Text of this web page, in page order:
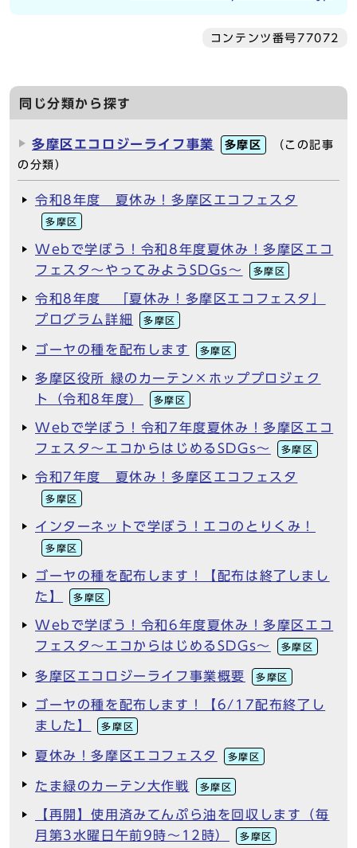
コンテンツ番号77072
同じ分類から探す
多摩区エコロジーライフ事業 多摩区
（この記事
の分類）
令和8年度 夏休み！多摩区エコフェスタ
多摩区
Webで学ぼう！令和8年度夏休み！多摩区エコ
フェスタ～やってみようSDGs～
多摩区
令和8年度 「夏休み！多摩区エコフェスタ」
プログラム詳細
多摩区
ゴーヤの種を配布します 多摩区
多摩区役所 緑のカーテン×ホッププロジェク
ト（令和8年度）
多摩区
Webで学ぼう！令和7年度夏休み！多摩区エコ
フェスタ～エコからはじめるSDGs～
多摩区
令和7年度 夏休み！多摩区エコフェスタ
多摩区
インターネットで学ぼう！エコのとりくみ！
多摩区
ゴーヤの種を配布します！【配布は終了しまし
た】
多摩区
Webで学ぼう！令和6年度夏休み！多摩区エコ
フェスタ～エコからはじめるSDGs～
多摩区
多摩区エコロジーライフ事業概要 多摩区
ゴーヤの種を配布します！【6/17配布終了し
ました】
多摩区
夏休み！多摩区エコフェスタ 多摩区
たま緑のカーテン大作戦 多摩区
【再開】使用済みてんぷら油を回収します（毎
月第3水曜日午前9時～12時）
多摩区